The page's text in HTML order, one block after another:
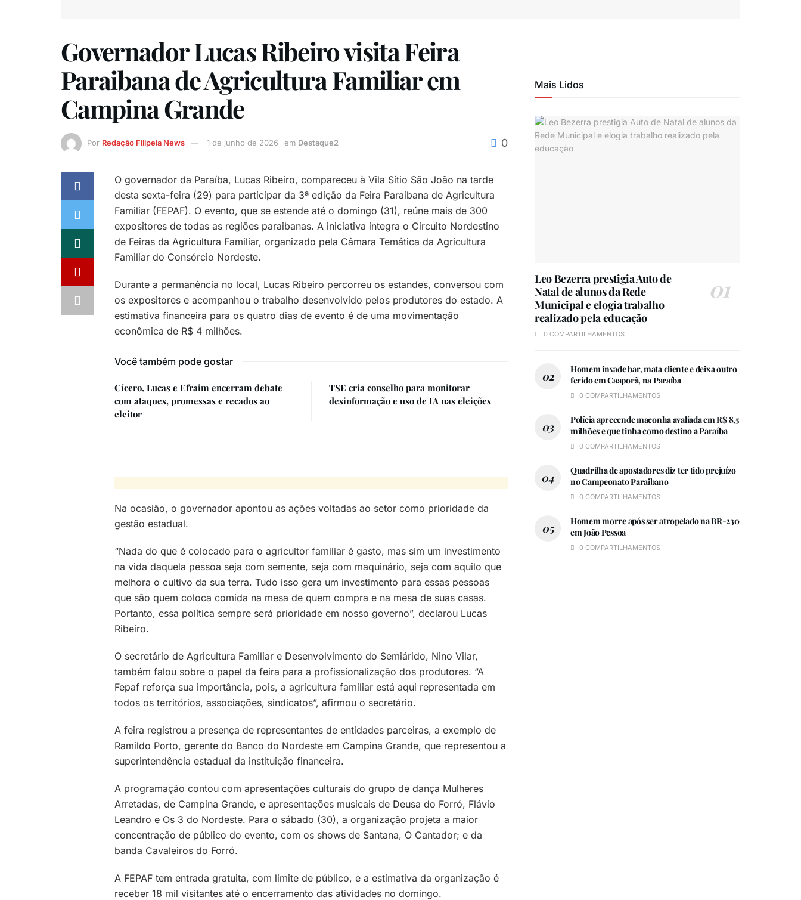
Governador Lucas Ribeiro visita Feira
Paraibana de Agricultura Familiar em
Campina Grande
Por Redação Filipeia News 1 de junho de 2026 em Destaque2 0
O governador da Paraíba, Lucas Ribeiro, compareceu à Vila Sítio São João na tarde
desta sexta-feira (29) para participar da 3ª edição da Feira Paraibana de Agricultura
Familiar (FEPAF). O evento, que se estende até o domingo (31), reúne mais de 300
expositores de todas as regiões paraibanas. A iniciativa integra o Circuito Nordestino
de Feiras da Agricultura Familiar, organizado pela Câmara Temática da Agricultura
Familiar do Consórcio Nordeste.
Durante a permanência no local, Lucas Ribeiro percorreu os estandes, conversou com
os expositores e acompanhou o trabalho desenvolvido pelos produtores do estado. A
estimativa financeira para os quatro dias de evento é de uma movimentação
econômica de R$ 4 milhões.
Você também pode gostar
Cícero, Lucas e Efraim encerram debate
com ataques, promessas e recados ao
eleitor
TSE cria conselho para monitorar
desinformação e uso de IA nas eleições
Na ocasião, o governador apontou as ações voltadas ao setor como prioridade da
gestão estadual.
“Nada do que é colocado para o agricultor familiar é gasto, mas sim um investimento
na vida daquela pessoa seja com semente, seja com maquinário, seja com aquilo que
melhora o cultivo da sua terra. Tudo isso gera um investimento para essas pessoas
que são quem coloca comida na mesa de quem compra e na mesa de suas casas.
Portanto, essa política sempre será prioridade em nosso governo”, declarou Lucas
Ribeiro.
O secretário de Agricultura Familiar e Desenvolvimento do Semiárido, Nino Vilar,
também falou sobre o papel da feira para a profissionalização dos produtores. “A
Fepaf reforça sua importância, pois, a agricultura familiar está aqui representada em
todos os territórios, associações, sindicatos”, afirmou o secretário.
A feira registrou a presença de representantes de entidades parceiras, a exemplo de
Ramildo Porto, gerente do Banco do Nordeste em Campina Grande, que representou a
superintendência estadual da instituição financeira.
A programação contou com apresentações culturais do grupo de dança Mulheres
Arretadas, de Campina Grande, e apresentações musicais de Deusa do Forró, Flávio
Leandro e Os 3 do Nordeste. Para o sábado (30), a organização projeta a maior
concentração de público do evento, com os shows de Santana, O Cantador; e da
banda Cavaleiros do Forró.
A FEPAF tem entrada gratuita, com limite de público, e a estimativa da organização é
receber 18 mil visitantes até o encerramento das atividades no domingo.
Mais Lidos
Leo Bezerra prestigia Auto de
Natal de alunos da Rede
Municipal e elogia trabalho
realizado pela educação
0 COMPARTILHAMENTOS
Homem invade bar, mata cliente e deixa outro
ferido em Caaporã, na Paraíba
0 COMPARTILHAMENTOS
Polícia apreeende maconha avaliada em R$ 8,5
milhões e que tinha como destino a Paraíba
0 COMPARTILHAMENTOS
Quadrilha de apostadores diz ter tido prejuízo
no Campeonato Paraibano
0 COMPARTILHAMENTOS
Homem morre após ser atropelado na BR-230
em João Pessoa
0 COMPARTILHAMENTOS